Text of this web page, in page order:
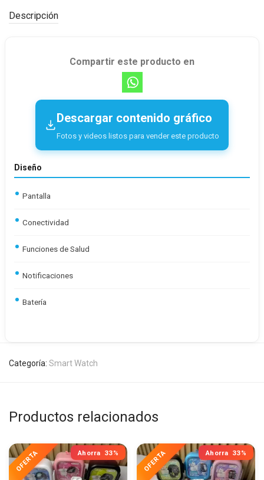
Descripción
Compartir este producto en
Descargar contenido gráfico
Fotos y videos listos para vender este producto
Diseño
Pantalla
Conectividad
Funciones de Salud
Notificaciones
Batería
Categoría: Smart Watch
Productos relacionados
Ahorra 33% Ahorra 33%